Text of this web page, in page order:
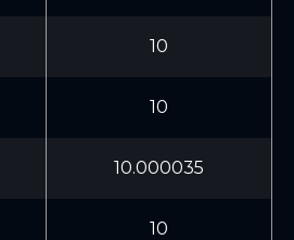
10
10
10.000035
10